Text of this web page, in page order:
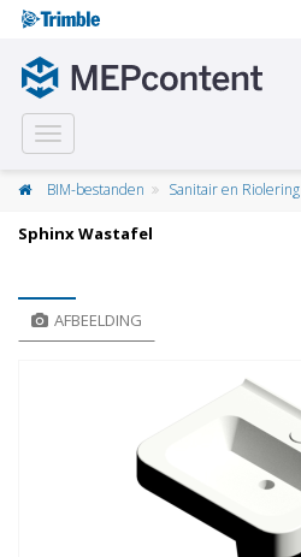
Toggle
navigation
BIM-bestanden Sanitair en Riolering
Sphinx Wastafel
AFBEELDING